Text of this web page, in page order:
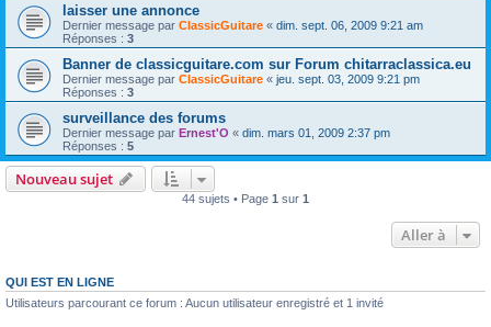
laisser une annonce
Dernier message par ClassicGuitare « dim. sept. 06, 2009 9:21 am
Réponses : 3
Banner de classicguitare.com sur Forum chitarraclassica.eu
Dernier message par ClassicGuitare « jeu. sept. 03, 2009 9:21 pm
Réponses : 3
surveillance des forums
Dernier message par Ernest'O « dim. mars 01, 2009 2:37 pm
Réponses : 5
Nouveau sujet
44 sujets • Page 1 sur 1
Aller à
QUI EST EN LIGNE
Utilisateurs parcourant ce forum : Aucun utilisateur enregistré et 1 invité